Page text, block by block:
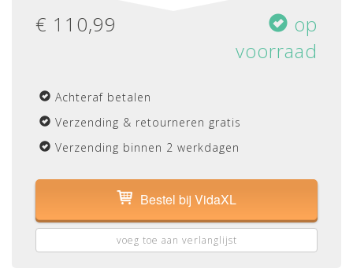
€ 110,99
op
voorraad
Achteraf betalen
Verzending & retourneren gratis
Verzending binnen 2 werkdagen
Bestel bij VidaXL
voeg toe aan verlanglijst